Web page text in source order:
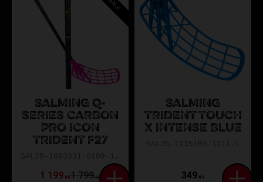
SALMING Q-
SERIES CARBON
PRO ICON
TRIDENT F27
1 199KR1 799KR
SALMING
TRIDENT TOUCH
X INTENSE BLUE
349 KR